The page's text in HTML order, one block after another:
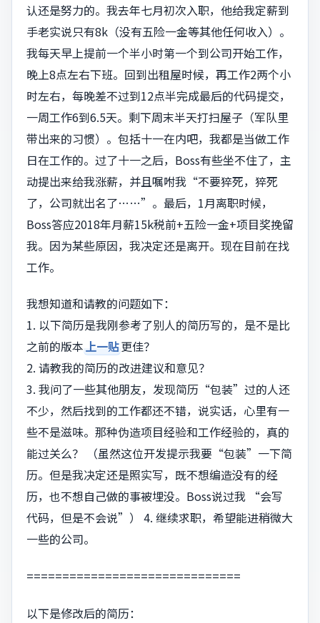
认还是努力的。我去年七月初次入职，他给我定薪到
手老实说只有8k（没有五险一金等其他任何收入）。
我每天早上提前一个半小时第一个到公司开始工作，
晚上8点左右下班。回到出租屋时候，再工作2两个小
时左右，每晚差不过到12点半完成最后的代码提交，
一周工作6到6.5天。剩下周末半天打扫屋子（军队里
带出来的习惯）。包括十一在内吧，我都是当做工作
日在工作的。过了十一之后，Boss有些坐不住了，主
动提出来给我涨薪，并且嘱咐我“不要猝死，猝死
了，公司就出名了……”。最后，1月离职时候，
Boss答应2018年月薪15k税前+五险一金+项目奖挽留
我。因为某些原因，我决定还是离开。现在目前在找
工作。
我想知道和请教的问题如下：
1. 以下简历是我刚参考了别人的简历写的，是不是比
之前的版本上一贴更佳？
2. 请教我的简历的改进建议和意见？
3. 我问了一些其他朋友，发现简历“包装”过的人还
不少，然后找到的工作都还不错，说实话，心里有一
些不是滋味。那种伪造项目经验和工作经验的，真的
能过关么？ （虽然这位开发提示我要“包装”一下简
历。但是我决定还是照实写，既不想编造没有的经
历，也不想自己做的事被埋没。Boss说过我 “会写
代码，但是不会说”） 4. 继续求职，希望能进稍微大
一些的公司。
==============================
以下是修改后的简历：